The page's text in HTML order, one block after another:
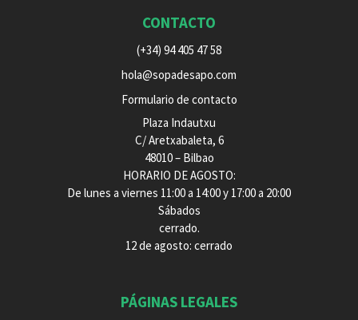
CONTACTO
(+34) 94 405 47 58
hola@sopadesapo.com
Formulario de contacto
Plaza Indautxu
C/ Aretxabaleta, 6
48010 – Bilbao
HORARIO DE AGOSTO:
De lunes a viernes 11:00 a 14:00 y 17:00 a 20:00
Sábados
cerrado.
12 de agosto: cerrado
PÁGINAS LEGALES